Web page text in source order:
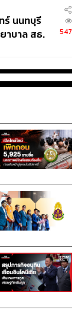
ร์ นนทบุรี
าบาล สธ.
547